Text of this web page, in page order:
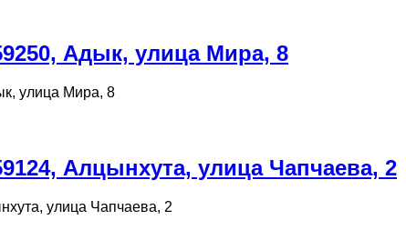
Адык, улица Мира, 8
улица Мира, 8
Алцынхута, улица Чапчаева, 2
улица Чапчаева, 2